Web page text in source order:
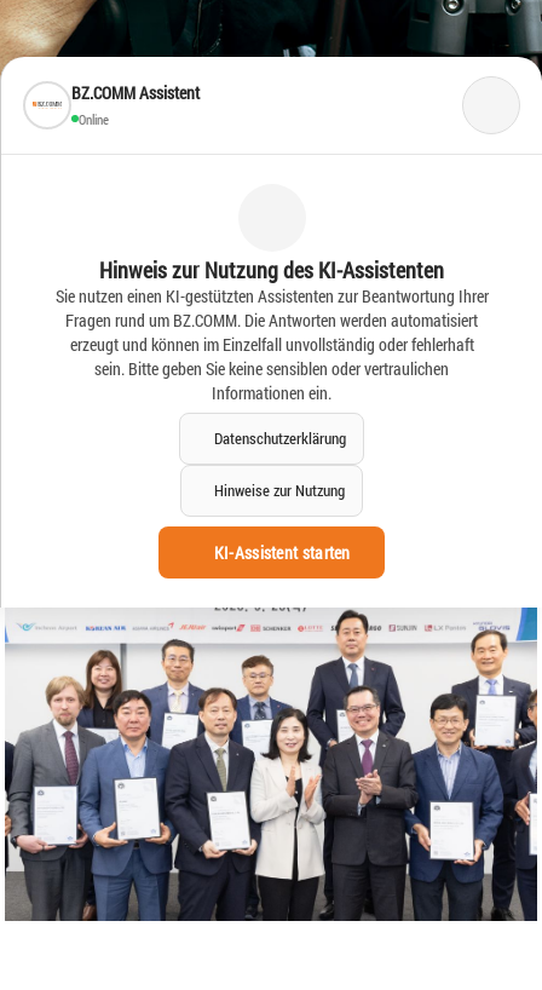
BZ.COMM Assistent
Online
Hinweis zur Nutzung des KI-Assistenten
Sie nutzen einen KI-gestützten Assistenten zur Beantwortung Ihrer
Fragen rund um BZ.COMM. Die Antworten werden automatisiert
erzeugt und können im Einzelfall unvollständig oder fehlerhaft
sein. Bitte geben Sie keine sensiblen oder vertraulichen
Informationen ein.
Datenschutzerklärung
Hinweise zur Nutzung
KI-Assistent starten
Frische Ideen – Frische
News